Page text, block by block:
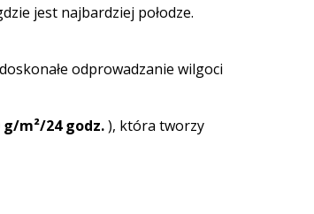
jest najbardziej połodze.
odprowadzanie wilgoci
g/m²/24 godz.), która tworzy